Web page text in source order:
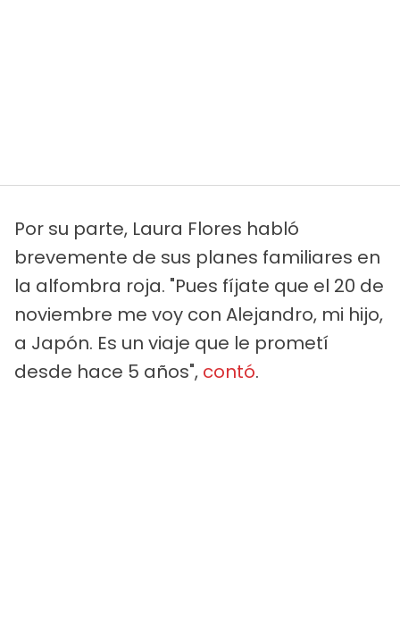
Por su parte, Laura Flores habló
brevemente de sus planes familiares en
la alfombra roja. "Pues fíjate que el 20 de
noviembre me voy con Alejandro, mi hijo,
a Japón. Es un viaje que le prometí
desde hace 5 años", contó.